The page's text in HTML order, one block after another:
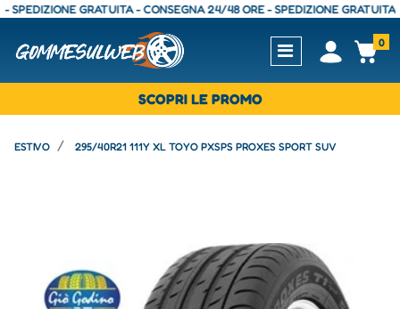
GRATUITA - CONSEGNA 24/48 ORE - SPEDIZIONE GRATUITA -
Open0
SCOPRI LE PROMO
ESTIVO 295/40R21 111Y XL TOYO PXSPS PROXES SPORT SUV